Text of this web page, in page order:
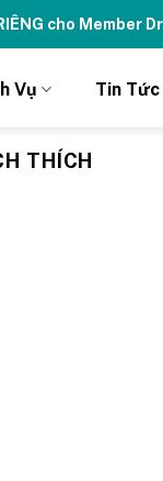
cho Member
Vụ Tin Tức
THÍCH